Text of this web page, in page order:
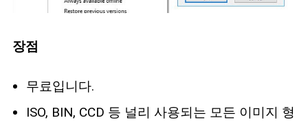
장점
무료입니다.
ISO, BIN, CCD 등 널리 사용되는 모든 이미지 형